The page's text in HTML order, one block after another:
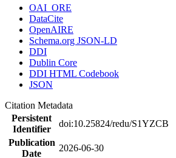
OAI_ORE
DataCite
OpenAIRE
Schema.org JSON-LD
DDI
Dublin Core
DDI HTML Codebook
JSON
Citation Metadata
Persistent
Identifier
doi:10.25824/redu/S1YZCB
Publication
Date
2026-06-30